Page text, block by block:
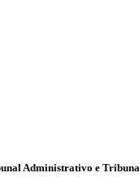
Administrativo e